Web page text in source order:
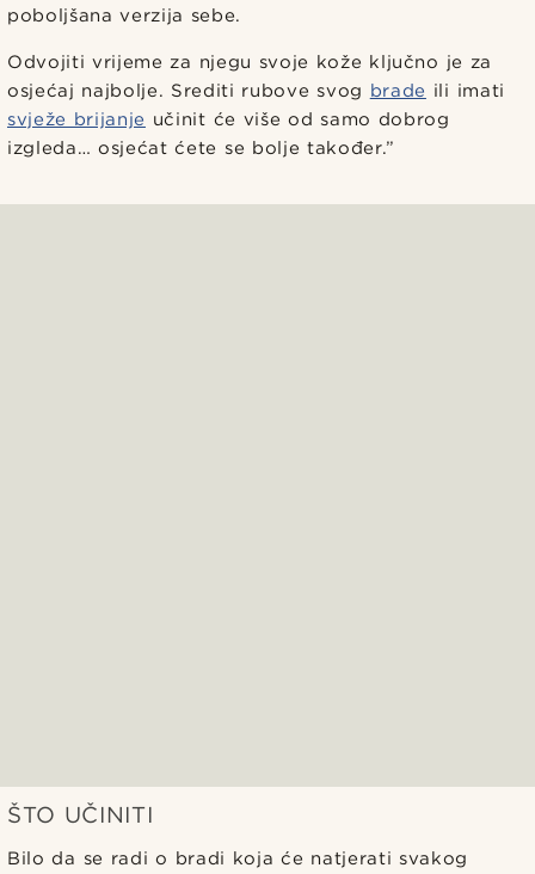
poboljšana verzija sebe.
Odvojiti vrijeme za njegu svoje kože ključno je za
osjećaj najbolje. Srediti rubove svog brade ili imati
svježe brijanje učinit će više od samo dobrog
izgleda… osjećat ćete se bolje također.”
ŠTO UČINITI
Bilo da se radi o bradi koja će natjerati svakog